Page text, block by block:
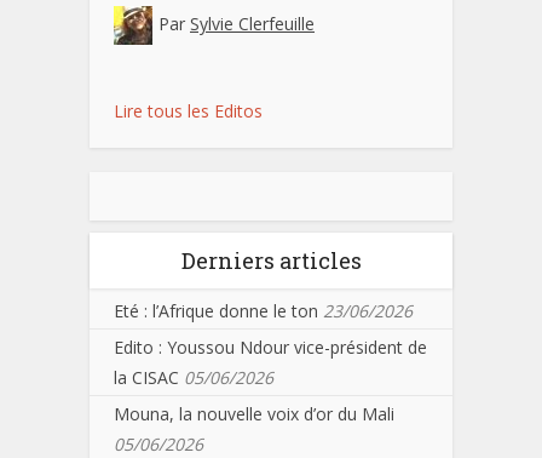
Par Sylvie Clerfeuille
Lire tous les Editos
Derniers articles
Eté : l’Afrique donne le ton 23/06/2026
Edito : Youssou Ndour vice-président de
la CISAC 05/06/2026
Mouna, la nouvelle voix d’or du Mali
05/06/2026